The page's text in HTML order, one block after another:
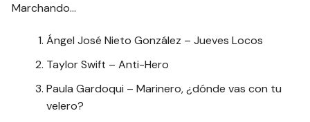
Marchando…
Ángel José Nieto González – Jueves Locos
Taylor Swift – Anti-Hero
Paula Gardoqui – Marinero, ¿dónde vas con tu
velero?